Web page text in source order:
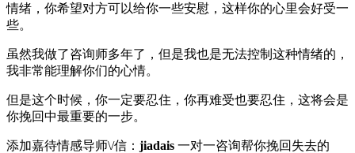
情绪，你希望对方可以给你一些安慰，这样你的心里会好受一
些。
虽然我做了咨询师多年了，但是我也是无法控制这种情绪的，
我非常能理解你们的心情。
但是这个时候，你一定要忍住，你再难受也要忍住，这将会是
你挽回中最重要的一步。
添加嘉待情感导师\/信： jiadais 一对一咨询帮你挽回失去的